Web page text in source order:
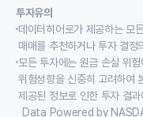
투자유의
데이터히어로가 제공하는 모
매매를 추천하거나 투자 결
모든 투자에는 원금 손실 위
위험성향을 신중히 고려하여
제공된 정보로 인한 투자 결
Data Powered by